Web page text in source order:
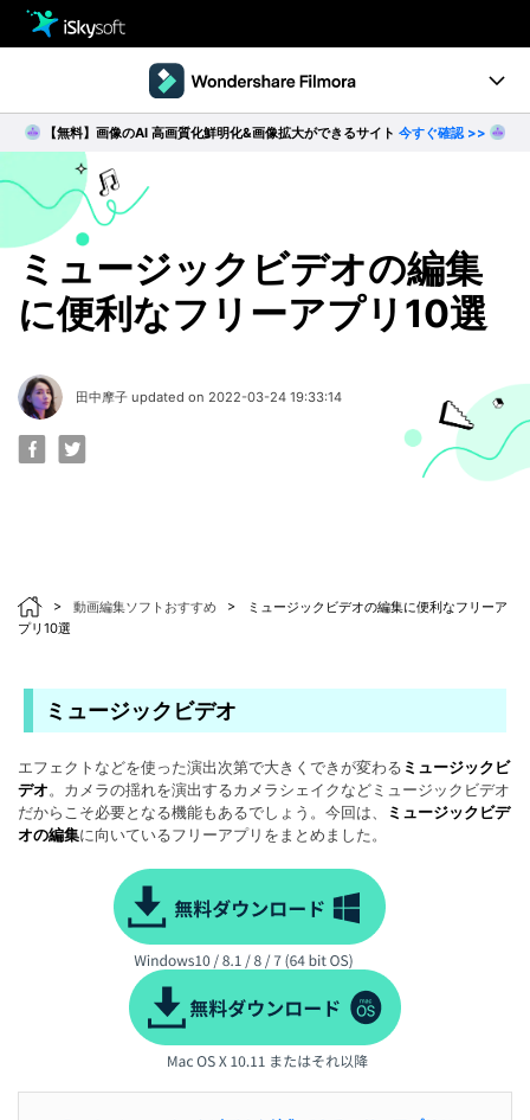
Utility
製品活用事例
ストア
ダウンロード
サポート
製品ページ
Filmstock
操作ガイド
動作環境
動画編集の基本とコツ
無料ダウンロード
【無料】画像のAI 高画質化鮮明化&画像拡大ができるサイト 今すぐ確認 >>
ミュージックビデオの編集
に便利なフリーアプリ10選
田中摩子 updated on 2022-03-24 19:33:14
> 動画編集ソフトおすすめ >
ミュージックビデオの編集に便利なフリーア
プリ10選
ミュージックビデオ
エフェクトなどを使った演出次第で大きくできが変わる ミュージックビ
デオ 。カメラの揺れを演出するカメラシェイクなどミュージックビデオ
だからこそ必要となる機能もあるでしょう。今回は、
ミュージックビデ
オの編集に向いているフリーアプリをまとめました。